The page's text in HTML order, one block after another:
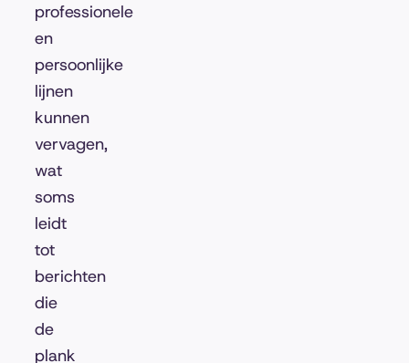
professionele
en
persoonlijke
lijnen
kunnen
vervagen,
wat
soms
leidt
tot
berichten
die
de
plank